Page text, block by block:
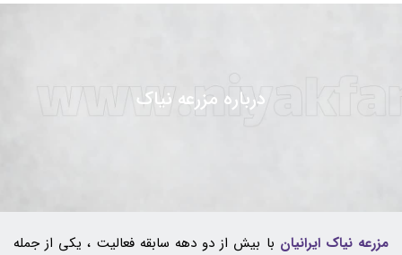
درباره مزرعه نیاک
مزرعه نياک ایرانیان با بيش از دو دهه سابقه فعاليت ، يکي از جمله